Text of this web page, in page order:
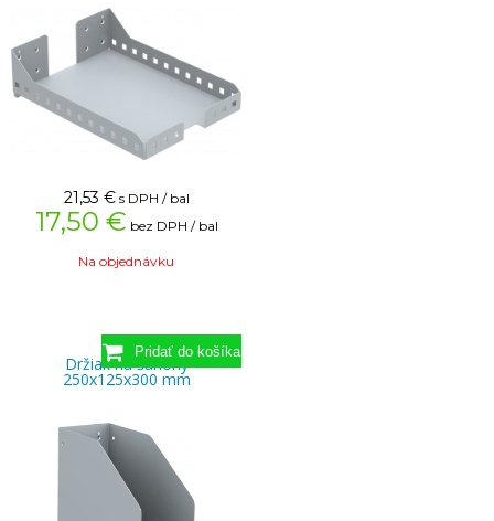
21,53 € s DPH / bal
17,50 € bez DPH / bal
Na objednávku
Držiak na šanóny
250x125x300 mm